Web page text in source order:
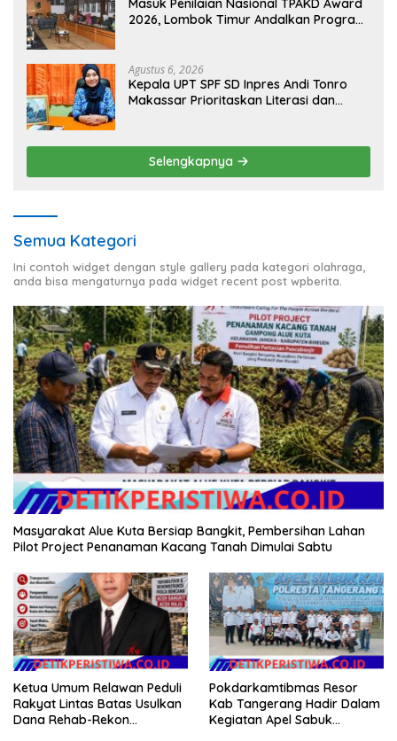
Masuk Penilaian Nasional TPAKD Award
2026, Lombok Timur Andalkan Program
Agustus 6, 2026
Kepala UPT SPF SD Inpres Andi Tonro
Makassar Prioritaskan Literasi dan
Selengkapnya
Semua Kategori
Ini contoh widget dengan style gallery pada kategori olahraga,
anda bisa mengaturnya pada widget recent post wpberita.
Masyarakat Alue Kuta Bersiap Bangkit, Pembersihan Lahan
Pilot Project Penanaman Kacang Tanah Dimulai Sabtu
Ketua Umum Relawan Peduli
Rakyat Lintas Batas Usulkan
Dana Rehab-Rekon
Pokdarkamtibmas Resor
Kab Tangerang Hadir Dalam
Kegiatan Apel Sabuk